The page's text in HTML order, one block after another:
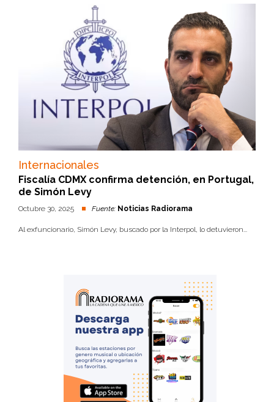
Internacionales
Fiscalía CDMX confirma detención, en Portugal,
de Simón Levy
Octubre 30, 2025 Fuente: Noticias Radiorama
Al exfuncionario, Simón Levy, buscado por la Interpol, lo detuvieron...